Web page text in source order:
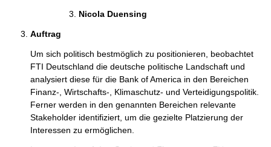
Nicola Duensing
Auftrag
Um sich politisch bestmöglich zu positionieren, beobachtet
FTI Deutschland die deutsche politische Landschaft und
analysiert diese für die Bank of America in den Bereichen
Finanz-, Wirtschafts-, Klimaschutz- und Verteidigungspolitik.
Ferner werden in den genannten Bereichen relevante
Stakeholder identifiziert, um die gezielte Platzierung der
Interessen zu ermöglichen.